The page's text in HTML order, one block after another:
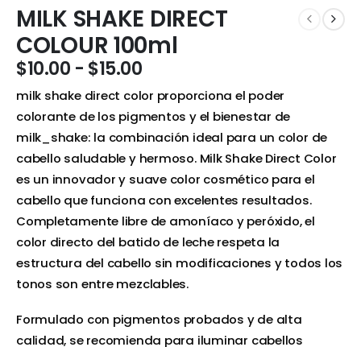
MILK SHAKE DIRECT
COLOUR 100ml
$10.00 - $15.00
milk shake direct color proporciona el poder
colorante de los pigmentos y el bienestar de
milk_shake: la combinación ideal para un color de
cabello saludable y hermoso. Milk Shake Direct Color
es un innovador y suave color cosmético para el
cabello que funciona con excelentes resultados.
Completamente libre de amoníaco y peróxido, el
color directo del batido de leche respeta la
estructura del cabello sin modificaciones y todos los
tonos son entre mezclables.
Formulado con pigmentos probados y de alta
calidad, se recomienda para iluminar cabellos